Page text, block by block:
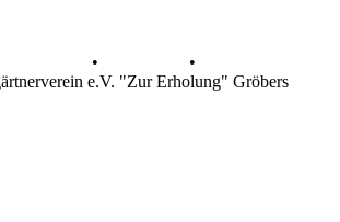
•
•
e.V. "Zur Erholung" Gröbers